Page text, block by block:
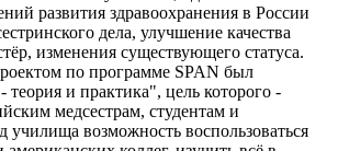
развития здравоохранения в России
дела, улучшение качества
изменения существующего статуса.
по программе SPAN был
теория и практика", цель которого -
медсестрам, студентам и
училища возможность воспользоваться